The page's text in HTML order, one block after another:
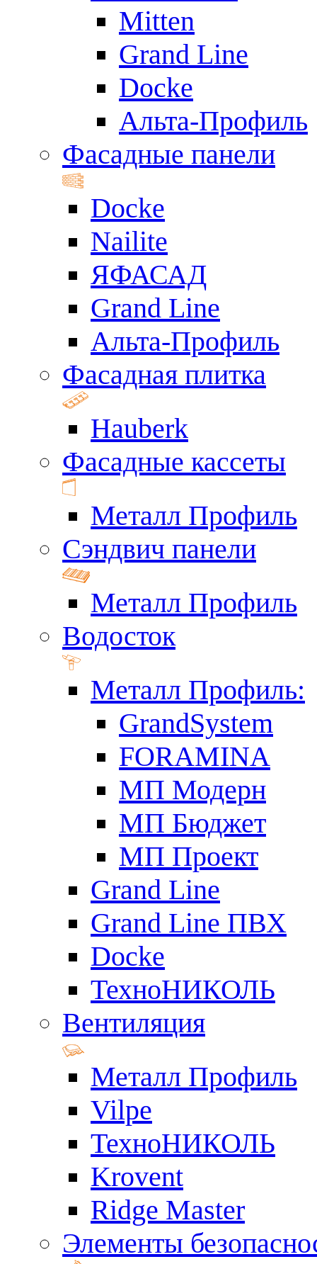
Mitten
Grand Line
Docke
Альта-Профиль
Фасадные панели
Docke
Nailite
ЯФАСАД
Grand Line
Альта-Профиль
Фасадная плитка
Hauberk
Фасадные кассеты
Металл Профиль
Сэндвич панели
Металл Профиль
Водосток
Металл Профиль:
GrandSystem
FORAMINA
МП Модерн
МП Бюджет
МП Проект
Grand Line
Grand Line ПВХ
Docke
ТехноНИКОЛЬ
Вентиляция
Металл Профиль
Vilpe
ТехноНИКОЛЬ
Krovent
Ridge Master
Элементы